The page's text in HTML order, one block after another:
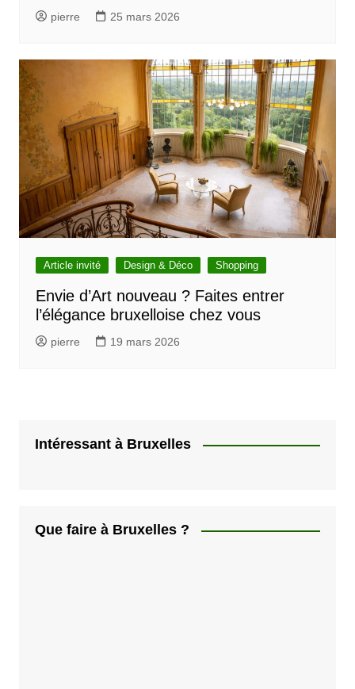
pierre 25 mars 2026
Article invité Design & Déco Shopping
Envie d’Art nouveau ? Faites entrer
l’élégance bruxelloise chez vous
pierre 19 mars 2026
Intéressant à Bruxelles
Que faire à Bruxelles ?